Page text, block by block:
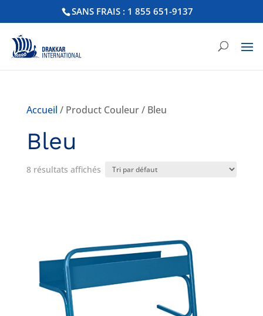
SANS FRAIS : 1 855 651-9137
Accueil / Product Couleur / Bleu
Bleu
8 résultats affichés